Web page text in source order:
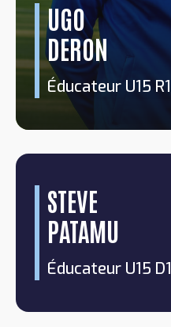
UGO
DERON
Éducateur U15 R1
STEVE
PATAMU
Éducateur U15 D1